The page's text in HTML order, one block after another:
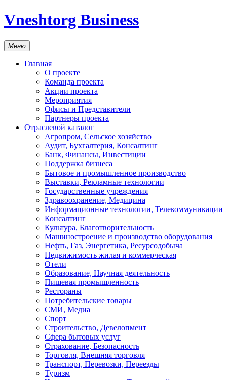
Vneshtorg Business
Меню
Главная
О проекте
Команда проекта
Акции проекта
Мероприятия
Офисы и Представители
Партнеры проекта
Отраслевой каталог
Агропром, Сельское хозяйство
Аудит, Бухгалтерия, Консалтинг
Банк, Финансы, Инвестиции
Поддержка бизнеса
Бытовое и промышленное производство
Выставки, Рекламные технологии
Государственные учреждения
Здравоохранение, Медицина
Информационные технологии, Телекоммуникации
Консалтинг
Культура, Благотворительность
Машиностроение и производство оборудования
Нефть, Газ, Энергетика, Ресурсодобыча
Недвижимость жилая и коммерческая
Отели
Образование, Научная деятельность
Пишевая промышленность
Рестораны
Потребительские товары
СМИ, Медиа
Спорт
Строительство, Девелопмент
Сфера бытовых услуг
Страхование, Безопасность
Торговля, Внешняя торговля
Транспорт, Перевозки, Переезды
Туризм